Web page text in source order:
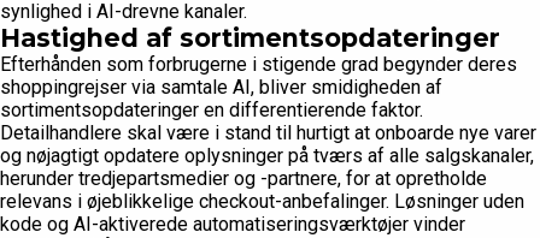
synlighed i AI-drevne kanaler.
Hastighed af sortimentsopdateringer
Efterhånden som forbrugerne i stigende grad begynder deres
shoppingrejser via samtale AI, bliver smidigheden af
sortimentsopdateringer en differentierende faktor.
Detailhandlere skal være i stand til hurtigt at onboarde nye varer
og nøjagtigt opdatere oplysninger på tværs af alle salgskanaler,
herunder tredjepartsmedier og -partnere, for at opretholde
relevans i øjeblikkelige checkout-anbefalinger. Løsninger uden
kode og AI-aktiverede automatiseringsværktøjer vinder